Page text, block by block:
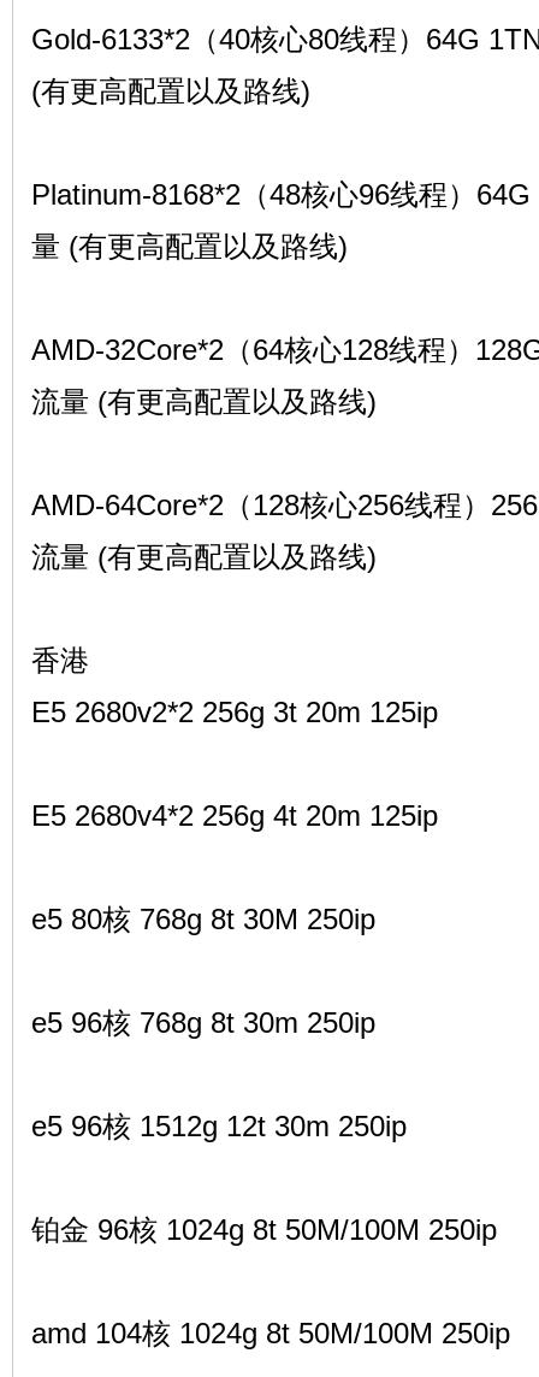
Gold-6133*2（40核心80线程）64G
(有更高配置以及路线)
Platinum-8168*2（48核心96线程）
量 (有更高配置以及路线)
AMD-32Core*2（64核心128线程）
流量 (有更高配置以及路线)
AMD-64Core*2（128核心256线程）
流量 (有更高配置以及路线)
香港
E5 2680v2*2 256g 3t 20m 125ip
E5 2680v4*2 256g 4t 20m 125ip
e5 80核 768g 8t 30M 250ip
e5 96核 768g 8t 30m 250ip
e5 96核 1512g 12t 30m 250ip
铂金 96核 1024g 8t 50M/100M 250ip
amd 104核 1024g 8t 50M/100M 250ip